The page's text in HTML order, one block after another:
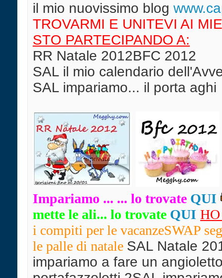
il mio nuovissimo blog w
TROVARMI E UNITEVI AI
STO PARTECIPANDO A:
RR Natale 2012BFC 2012
SAL il mio calendario
SAL impariamo... il porta aghi
Impariamo ... ... lo trovate QUI
mette le ali... lo trovate QUI
i compiti per le vacanzeSWAP
le palle di natale SAL Natale
impariamo a fare un